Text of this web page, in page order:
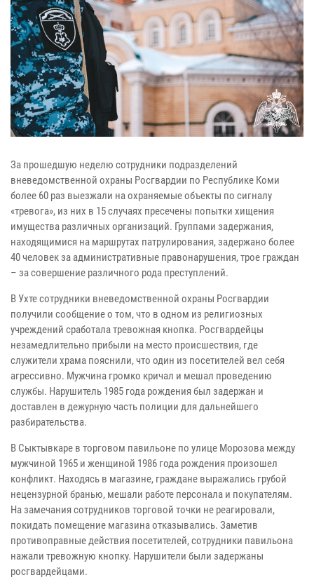
За прошедшую неделю сотрудники подразделений
вневедомственной охраны Росгвардии по Республике Коми
более 60 раз выезжали на охраняемые объекты по сигналу
«тревога», из них в 15 случаях пресечены попытки хищения
имущества различных организаций. Группами задержания,
находящимися на маршрутах патрулирования, задержано более
40 человек за административные правонарушения, трое граждан
– за совершение различного рода преступлений.
В Ухте сотрудники вневедомственной охраны Росгвардии
получили сообщение о том, что в одном из религиозных
учреждений сработала тревожная кнопка. Росгвардейцы
незамедлительно прибыли на место происшествия, где
служители храма пояснили, что один из посетителей вел себя
агрессивно. Мужчина громко кричал и мешал проведению
службы. Нарушитель 1985 года рождения был задержан и
доставлен в дежурную часть полиции для дальнейшего
разбирательства.
В Сыктывкаре в торговом павильоне по улице Морозова между
мужчиной 1965 и женщиной 1986 года рождения произошел
конфликт. Находясь в магазине, граждане выражались грубой
нецензурной бранью, мешали работе персонала и покупателям.
На замечания сотрудников торговой точки не реагировали,
покидать помещение магазина отказывались. Заметив
противоправные действия посетителей, сотрудники павильона
нажали тревожную кнопку. Нарушители были задержаны
росгвардейцами.